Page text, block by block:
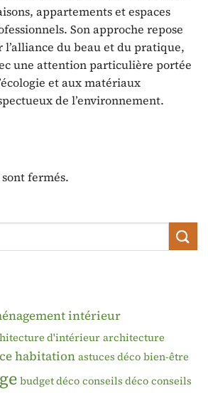
appartements et espaces
Son approche repose
l’alliance du beau et du pratique,
une attention particulière portée
et aux matériaux
de l’environnement.
fermés.
intérieur
d'intérieur architecture
habitation astuces déco bien-être
budget déco conseils déco conseils